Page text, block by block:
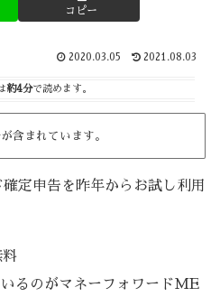
コピー
2020.03.05 2021.08.03
約4分で読めます。
含まれています。
定申告を昨年からお試し利用
料
るのがマネーフォワードME